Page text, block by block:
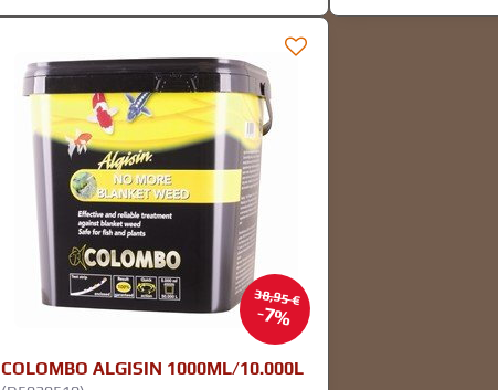
38,95 €
7%
COLOMBO ALGISIN 1000ML/10.000L